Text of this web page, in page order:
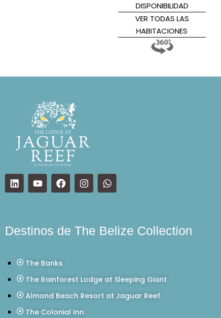
DISPONIBILIDAD
VER TODAS LAS
HABITACIONES
Destinos de The Belize Collection
The Banks
The Rainforest Lodge at Sleeping Giant
Almond Beach Resort at Jaguar Reef
The Colonial Inn